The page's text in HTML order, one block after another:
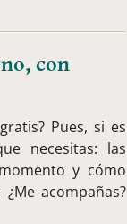
con
Pues, si es
necesitas: las
y cómo
acompañas?